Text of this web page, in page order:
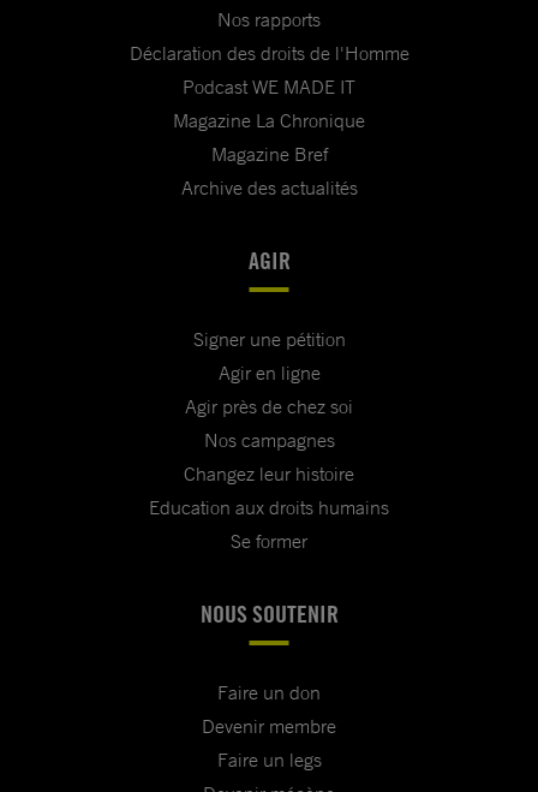
Nos rapports
Déclaration des droits de l'Homme
Podcast WE MADE IT
Magazine La Chronique
Magazine Bref
Archive des actualités
AGIR
Signer une pétition
Agir en ligne
Agir près de chez soi
Nos campagnes
Changez leur histoire
Education aux droits humains
Se former
NOUS SOUTENIR
Faire un don
Devenir membre
Faire un legs